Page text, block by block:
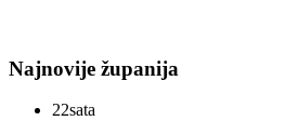
Najnovije županija
22sata